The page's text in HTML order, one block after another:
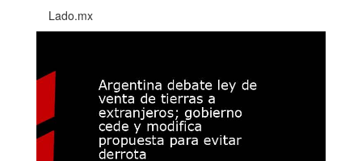
Lado.mx